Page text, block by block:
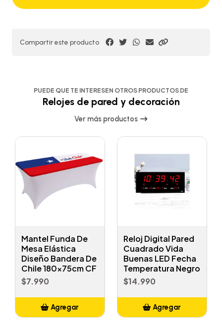
Compartir este producto
PUEDE QUE TE INTERESEN OTROS PRODUCTOS DE
Relojes de pared y decoración
Ver más productos
Mantel Funda De
Mesa Elástica
Diseño Bandera De
Chile 180x75cm CF
$7.990
Agregar
Reloj Digital Pared
Cuadrado Vida
Buenas LED Fecha
Temperatura Negro
$14.990
Agregar